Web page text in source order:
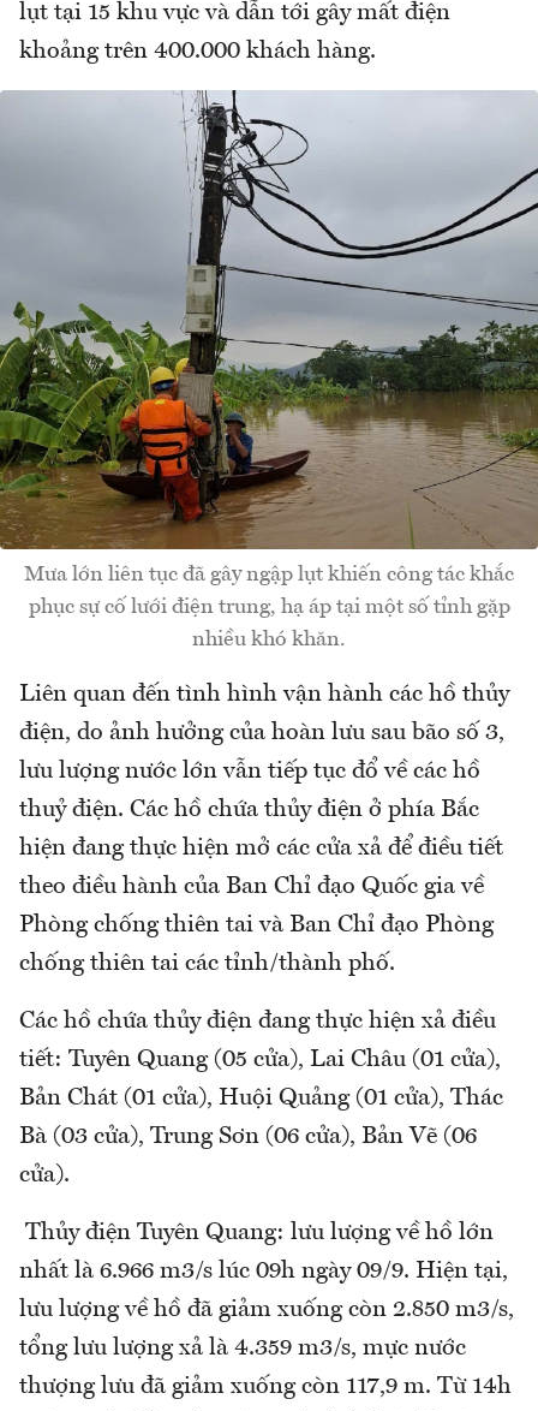
lụt tại 15 khu vực và dẫn tới gây mất điện
khoảng trên 400.000 khách hàng.
Mưa lớn liên tục đã gây ngập lụt khiến công tác khắc
phục sự cố lưới điện trung, hạ áp tại một số tỉnh gặp
nhiều khó khăn.
Liên quan đến tình hình vận hành các hồ thủy
điện, do ảnh hưởng của hoàn lưu sau bão số 3,
lưu lượng nước lớn vẫn tiếp tục đổ về các hồ
thuỷ điện. Các hồ chứa thủy điện ở phía Bắc
hiện đang thực hiện mở các cửa xả để điều tiết
theo điều hành của Ban Chỉ đạo Quốc gia về
Phòng chống thiên tai và Ban Chỉ đạo Phòng
chống thiên tai các tỉnh/thành phố.
Các hồ chứa thủy điện đang thực hiện xả điều
tiết: Tuyên Quang (05 cửa), Lai Châu (01 cửa),
Bản Chát (01 cửa), Huội Quảng (01 cửa), Thác
Bà (03 cửa), Trung Sơn (06 cửa), Bản Vẽ (06
cửa).
Thủy điện Tuyên Quang: lưu lượng về hồ lớn
nhất là 6.966 m3/s lúc 09h ngày 09/9. Hiện tại,
lưu lượng về hồ đã giảm xuống còn 2.850 m3/s,
tổng lưu lượng xả là 4.359 m3/s, mực nước
thượng lưu đã giảm xuống còn 117,9 m. Từ 14h